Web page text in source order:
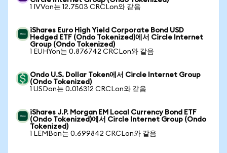
1 IVVon는 12.7503 CRCLon와 같음
iShares Euro High Yield Corporate Bond USD
Hedged ETF (Ondo Tokenized)에서 Circle Internet
Group (Ondo Tokenized)
1 EUHYon는 0.876742 CRCLon와 같음
Ondo U.S. Dollar Token에서 Circle Internet Group
(Ondo Tokenized)
1 USDon는 0.016312 CRCLon와 같음
iShares J.P. Morgan EM Local Currency Bond ETF
(Ondo Tokenized)에서 Circle Internet Group (Ondo
Tokenized)
1 LEMBon는 0.699842 CRCLon와 같음